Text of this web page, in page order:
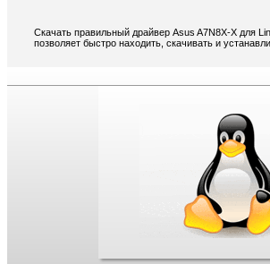
Скачать правильный драйвер Asus A7N8X-X для
позволяет быстро находить, скачивать и